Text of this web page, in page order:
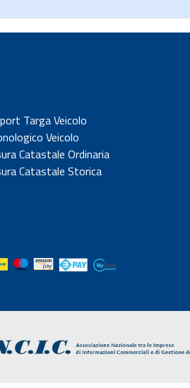
Targa Veicolo
Veicolo
Catastale Ordinaria
Catastale Storica